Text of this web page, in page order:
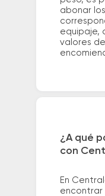
abonar
equipaje,
valores
¿A qué
con
En
encontrar